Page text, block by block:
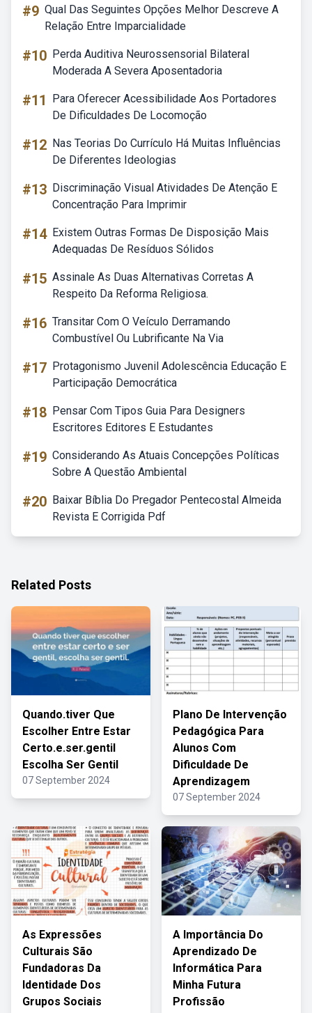
#9 Qual Das Seguintes Opções Melhor Descreve A
Relação Entre Imparcialidade
#10 Perda Auditiva Neurossensorial Bilateral
Moderada A Severa Aposentadoria
#11
Para Oferecer Acessibilidade Aos Portadores
De Dificuldades De Locomoção
#12 Nas Teorias Do Currículo Há Muitas Influências
De Diferentes Ideologias
#13 Discriminação Visual Atividades De Atenção E
Concentração Para Imprimir
#14 Existem Outras Formas De Disposição Mais
Adequadas De Resíduos Sólidos
#15 Assinale As Duas Alternativas Corretas A
Respeito Da Reforma Religiosa.
#16 Transitar Com O Veículo Derramando
Combustível Ou Lubrificante Na Via
#17 Protagonismo Juvenil Adolescência Educação E
Participação Democrática
#18 Pensar Com Tipos Guia Para Designers
Escritores Editores E Estudantes
#19 Considerando As Atuais Concepções Políticas
Sobre A Questão Ambiental
#20 Baixar Bíblia Do Pregador Pentecostal Almeida
Revista E Corrigida Pdf
Related Posts
Quando.tiver Que
Escolher Entre Estar
Certo.e.ser.gentil
Escolha Ser Gentil
07 September 2024
Plano De Intervenção
Pedagógica Para
Alunos Com
Dificuldade De
Aprendizagem
07 September 2024
As Expressões
Culturais São
Fundadoras Da
Identidade Dos
Grupos Sociais
A Importância Do
Aprendizado De
Informática Para
Minha Futura
Profissão